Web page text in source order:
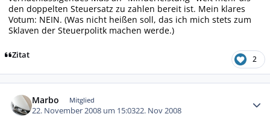
den doppelten Steuersatz zu zahlen bereit ist. Mein klares
Votum: NEIN. (Was nicht heißen soll, das ich mich stets zum
Sklaven der Steuerpolitk machen werde.)
Zitat 2
Marbo Mitglied
22. November 2008 um 15:0322. Nov 2008